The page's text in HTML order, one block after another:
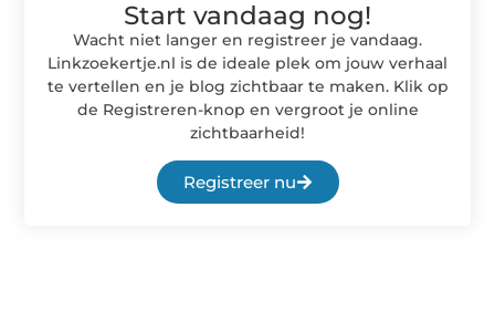
Start vandaag nog!
Wacht niet langer en registreer je vandaag.
Linkzoekertje.nl is de ideale plek om jouw verhaal
te vertellen en je blog zichtbaar te maken. Klik op
de Registreren-knop en vergroot je online
zichtbaarheid!
Registreer nu